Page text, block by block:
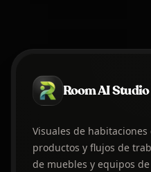
Room AI Studio
Visuales de
productos y flujos de
de muebles y equipos